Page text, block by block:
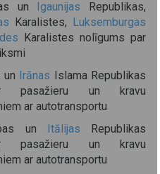
un
Igaunijas Republikas,
Karalistes,
Luksemburgas
Karalistes nolīgums par
un Irānas Islama Republikas
pasažieru un kravu
ar autotransportu
un
Itālijas Republikas
pasažieru un kravu
ar autotransportu